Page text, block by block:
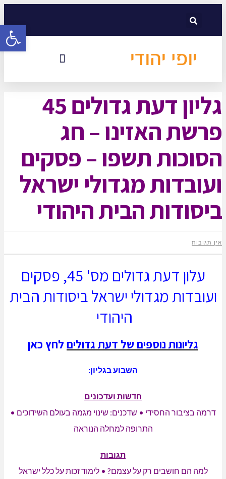
גליון דעת גדולים 45
פרשת האזינו – חג
הסוכות תשפו – פסקים
ועובדות מגדולי ישראל
ביסודות הבית היהודי
אין תגובות
עלון דעת גדולים מס' 45, פסקים
ועובדות מגדולי ישראל ביסודות הבית
היהודי
גליונות נוספים של דעת גדולים לחץ כאן
השבוע בגליון:
חדשות ועדכונים
דרמה בציבור החסידי • שדכנים: שינוי מגמה בעולם השידוכים •
התרופה למחלה הנוראה
תגובות
למה הם חושבים רק על עצמם? • לימוד זכות על כלל ישראל
פתח